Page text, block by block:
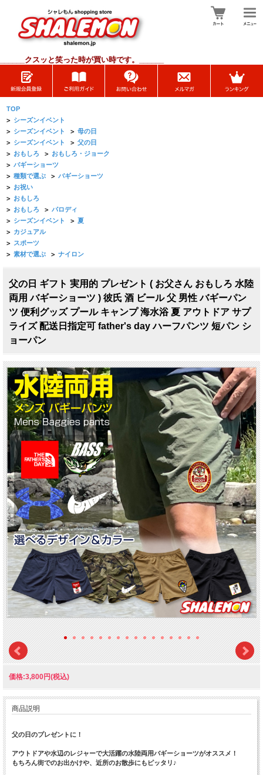
クスッと笑った時が買い時です。______
TOP
> シーズンイベント
> シーズンイベント > 母の日
> シーズンイベント > 父の日
> おもしろ > おもしろ・ジョーク
> バギーショーツ
> 種類で選ぶ > バギーショーツ
> お祝い
> おもしろ
> おもしろ > パロディ
> シーズンイベント > 夏
> カジュアル
> スポーツ
> 素材で選ぶ > ナイロン
父の日 ギフト 実用的 プレゼント ( お父さん おもしろ 水陸
両用 バギーショーツ ) 彼氏 酒 ビール 父 男性 バギーパン
ツ 便利グッズ プール キャンプ 海水浴 夏 アウトドア サプ
ライズ 配送日指定可 father's day ハーフパンツ 短パン シ
ョーパン
価格:3,800円(税込)
商品説明
父の日のプレゼントに！
アウトドアや水辺のレジャーで大活躍の水陸両用バギーショーツがオススメ！
もちろん街でのお出かけや、近所のお散歩にもピッタリ♪